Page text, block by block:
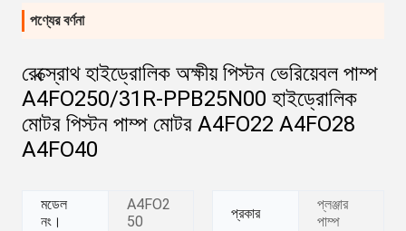
পণ্যের বর্ণনা
রেক্স্রোথ হাইড্রোলিক অক্ষীয় পিস্টন ভেরিয়েবল পাম্প
A4FO250/31R-PPB25N00 হাইড্রোলিক
মোটর পিস্টন পাম্প মোটর A4FO22 A4FO28
A4FO40
মডেল
নং।
A4FO2
50
প্রকার
প্লঞ্জার
পাম্প